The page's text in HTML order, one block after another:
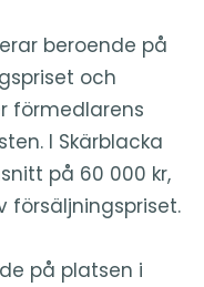
beroende på
och
förmedlarens
I Skärblacka
på 60 000 kr,
försäljningspriset.
på platsen i